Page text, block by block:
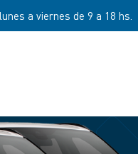
lunes a viernes de 9 a 18 hs.